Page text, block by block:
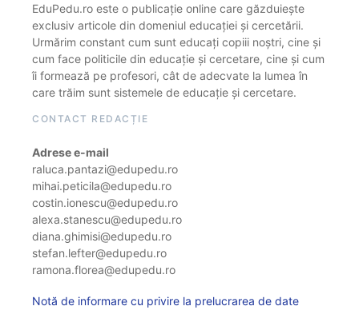
EduPedu.ro este o publicație online care găzduiește
exclusiv articole din domeniul educației și cercetării.
Urmărim constant cum sunt educați copiii noștri, cine și
cum face politicile din educație și cercetare, cine și cum
îi formează pe profesori, cât de adecvate la lumea în
care trăim sunt sistemele de educație și cercetare.
CONTACT REDACȚIE
Adrese e-mail
raluca.pantazi@edupedu.ro
mihai.peticila@edupedu.ro
costin.ionescu@edupedu.ro
alexa.stanescu@edupedu.ro
diana.ghimisi@edupedu.ro
stefan.lefter@edupedu.ro
ramona.florea@edupedu.ro
Notă de informare cu privire la prelucrarea de date